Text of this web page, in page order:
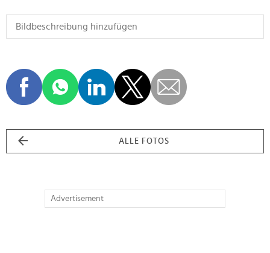
ALLE FOTOS
Advertisement